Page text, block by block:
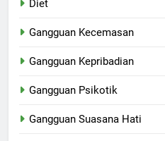
Diet
Gangguan Kecemasan
Gangguan Kepribadian
Gangguan Psikotik
Gangguan Suasana Hati